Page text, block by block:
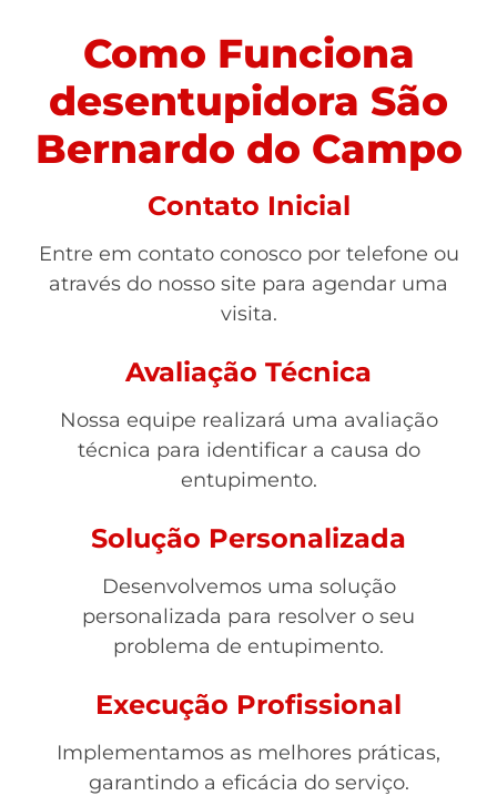
Como Funciona
desentupidora São
Bernardo do Campo
Contato Inicial
Entre em contato conosco por telefone ou
através do nosso site para agendar uma
visita.
Avaliação Técnica
Nossa equipe realizará uma avaliação
técnica para identificar a causa do
entupimento.
Solução Personalizada
Desenvolvemos uma solução
personalizada para resolver o seu
problema de entupimento.
Execução Profissional
Implementamos as melhores práticas,
garantindo a eficácia do serviço.